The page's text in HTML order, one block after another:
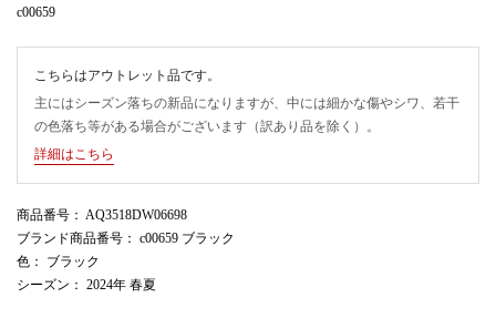
c00659
こちらはアウトレット品です。
主にはシーズン落ちの新品になりますが、中には細かな傷やシワ、若干
の色落ち等がある場合がございます（訳あり品を除く）。
詳細はこちら
商品番号 ： AQ3518DW06698
ブランド商品番号 ： c00659 ブラック
色 ： ブラック
シーズン ： 2024年 春夏